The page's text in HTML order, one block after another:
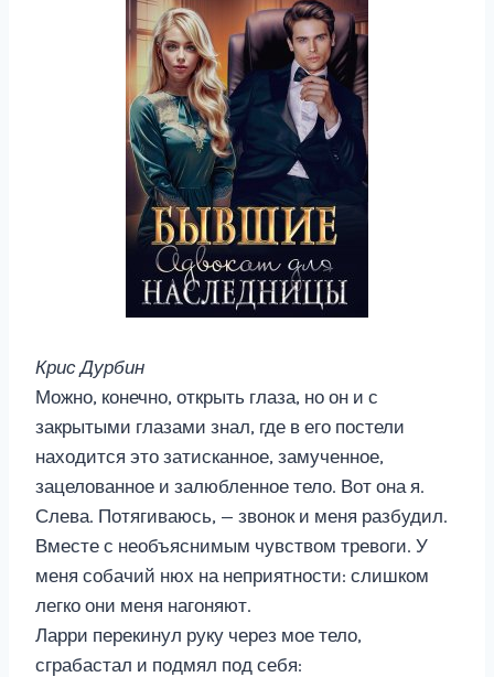
Крис Дурбин
Можно, конечно, открыть глаза, но он и с
закрытыми глазами знал, где в его постели
находится это затисканное, замученное,
зацелованное и залюбленное тело. Вот она я.
Слева. Потягиваюсь, — звонок и меня разбудил.
Вместе с необъяснимым чувством тревоги. У
меня собачий нюх на неприятности: слишком
легко они меня нагоняют.
Ларри перекинул руку через мое тело,
сграбастал и подмял под себя: